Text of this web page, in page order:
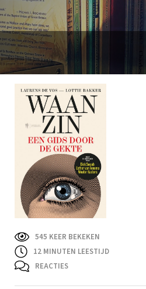
545 KEER BEKEKEN
12 MINUTEN LEESTIJD
REACTIES